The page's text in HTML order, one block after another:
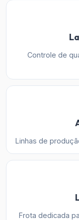
Controle de
Linhas de
Frota dedicada